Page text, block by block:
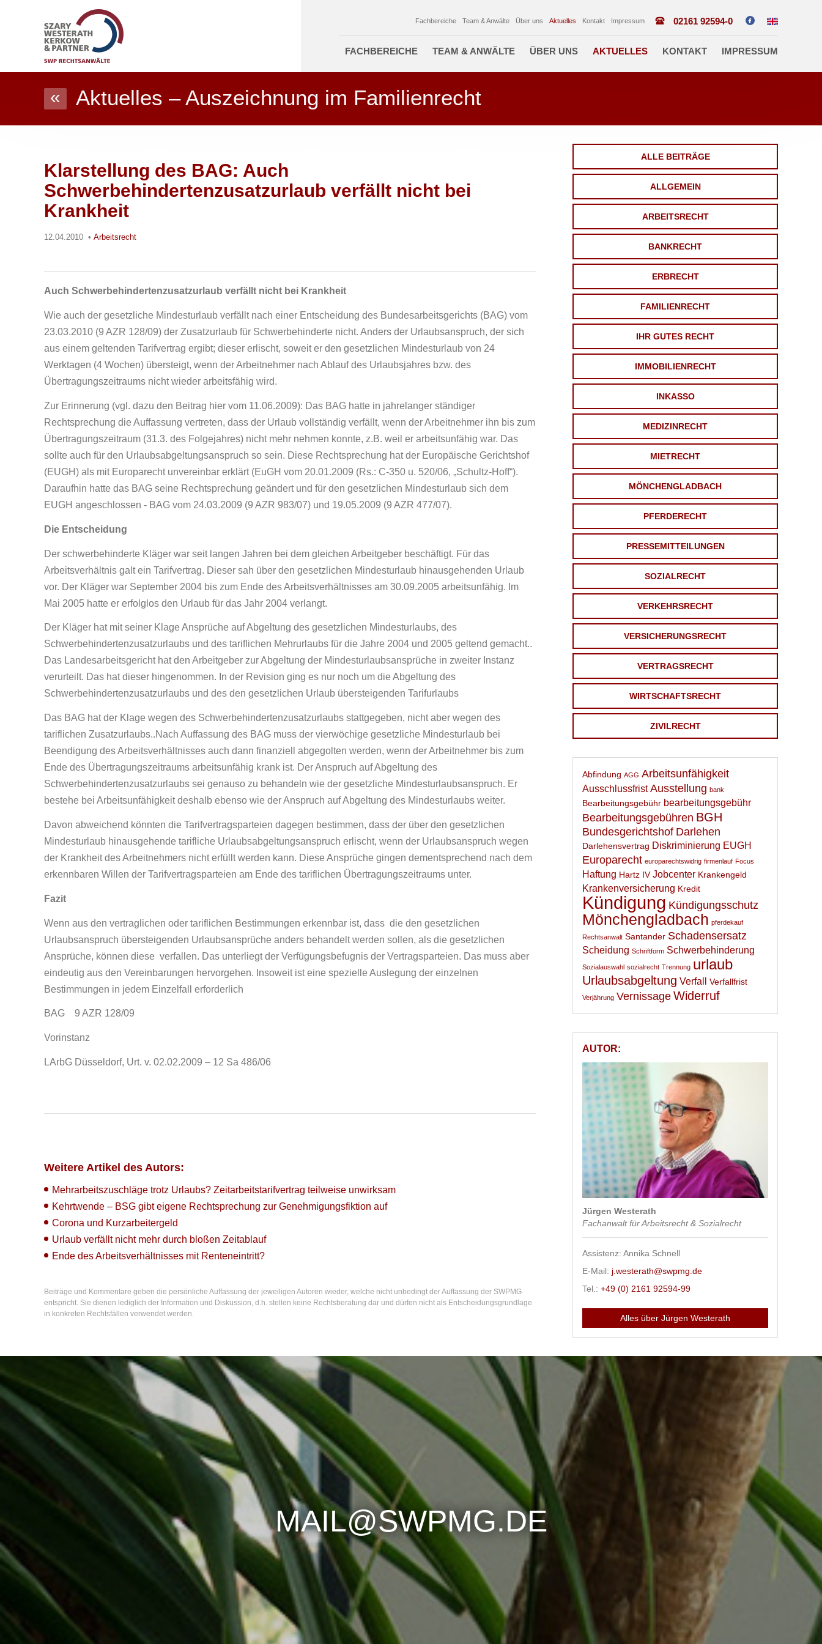
02161 92594-0
Fachbereiche Team & Anwälte Über uns Aktuelles Kontakt Impressum
FACHBEREICHE TEAM & ANWÄLTE ÜBER UNS AKTUELLES KONTAKT IMPRESSUM
« Aktuelles – Auszeichnung im Familienrecht
ALLE BEITRÄGE
ALLGEMEIN
ARBEITSRECHT
BANKRECHT
ERBRECHT
FAMILIENRECHT
IHR GUTES RECHT
IMMOBILIENRECHT
INKASSO
MEDIZINRECHT
MIETRECHT
MÖNCHENGLADBACH
PFERDERECHT
PRESSEMITTEILUNGEN
SOZIALRECHT
VERKEHRSRECHT
VERSICHERUNGSRECHT
VERTRAGSRECHT
WIRTSCHAFTSRECHT
ZIVILRECHT
Abfindung AGG Arbeitsunfähigkeit
Ausschlussfrist Ausstellung bank
Bearbeitungsgebühr bearbeitungsgebühr
Bearbeitungsgebühren BGH
Bundesgerichtshof Darlehen
Darlehensvertrag Diskriminierung EUGH
Europarecht europarechtswidrig firmenlauf Focus
Haftung Hartz IV Jobcenter Krankengeld
Krankenversicherung Kredit
Kündigung Kündigungsschutz
Mönchengladbach pferdekauf
Rechtsanwalt Santander Schadensersatz
Scheidung Schriftform Schwerbehinderung
Sozialauswahl sozialrecht Trennung urlaub
Urlaubsabgeltung Verfall Verfallfrist
Verjährung Vernissage Widerruf
AUTOR:
Jürgen Westerath
Fachanwalt für Arbeitsrecht & Sozialrecht
Assistenz: Annika Schnell
E-Mail: j.westerath@swpmg.de
Tel.: +49 (0) 2161 92594-99
Alles über Jürgen Westerath
Klarstellung des BAG: Auch
Schwerbehindertenzusatzurlaub verfällt nicht bei
Krankheit
12.04.2010 • Arbeitsrecht
Auch Schwerbehindertenzusatzurlaub verfällt nicht bei Krankheit
Wie auch der gesetzliche Mindesturlaub verfällt nach einer Entscheidung des Bundesarbeitsgerichts (BAG) vom
23.03.2010 (9 AZR 128/09) der Zusatzurlaub für Schwerbehinderte nicht. Anders der Urlaubsanspruch, der sich
aus einem geltenden Tarifvertrag ergibt; dieser erlischt, soweit er den gesetzlichen Mindesturlaub von 24
Werktagen (4 Wochen) übersteigt, wenn der Arbeitnehmer nach Ablauf des Urlaubsjahres bzw. des
Übertragungszeitraums nicht wieder arbeitsfähig wird.
Zur Erinnerung (vgl. dazu den Beitrag hier vom 11.06.2009): Das BAG hatte in jahrelanger ständiger
Rechtsprechung die Auffassung vertreten, dass der Urlaub vollständig verfällt, wenn der Arbeitnehmer ihn bis zum
Übertragungszeitraum (31.3. des Folgejahres) nicht mehr nehmen konnte, z.B. weil er arbeitsunfähig war. Das
sollte auch für den Urlaubsabgeltungsanspruch so sein. Diese Rechtsprechung hat der Europäische Gerichtshof
(EUGH) als mit Europarecht unvereinbar erklärt (EuGH vom 20.01.2009 (Rs.: C-350 u. 520/06, „Schultz-Hoff“).
Daraufhin hatte das BAG seine Rechtsprechung geändert und für den gesetzlichen Mindesturlaub sich dem
EUGH angeschlossen - BAG vom 24.03.2009 (9 AZR 983/07) und 19.05.2009 (9 AZR 477/07).
Die Entscheidung
Der schwerbehinderte Kläger war seit langen Jahren bei dem gleichen Arbeitgeber beschäftigt. Für das
Arbeitsverhältnis galt ein Tarifvertrag. Dieser sah über den gesetzlichen Mindesturlaub hinausgehenden Urlaub
vor. Der Kläger war September 2004 bis zum Ende des Arbeitsverhältnisses am 30.09.2005 arbeitsunfähig. Im
Mai 2005 hatte er erfolglos den Urlaub für das Jahr 2004 verlangt.
Der Kläger hat mit seiner Klage Ansprüche auf Abgeltung des gesetzlichen Mindesturlaubs, des
Schwerbehindertenzusatzurlaubs und des tariflichen Mehrurlaubs für die Jahre 2004 und 2005 geltend gemacht..
Das Landesarbeitsgericht hat den Arbeitgeber zur Abgeltung der Mindesturlaubsansprüche in zweiter Instanz
verurteilt. Das hat dieser hingenommen. In der Revision ging es nur noch um die Abgeltung des
Schwerbehindertenzusatzurlaubs und des den gesetzlichen Urlaub übersteigenden Tarifurlaubs
Das BAG hat der Klage wegen des Schwerbehindertenzusatzurlaubs stattgegeben, nicht aber wegen des
tariflichen Zusatzurlaubs..Nach Auffassung des BAG muss der vierwöchige gesetzliche Mindesturlaub bei
Beendigung des Arbeitsverhältnisses auch dann finanziell abgegolten werden, wenn der Arbeitnehmer bis zum
Ende des Übertragungszeitraums arbeitsunfähig krank ist. Der Anspruch auf Abgeltung des
Schwerbehindertenzusatzurlaubs sei genauso zu behandeln wie der gesetzliche Mindesturlaubsanspruch. Er
bestehe bei Arbeitsunfähigkeit deshalb ebenso wie der Anspruch auf Abgeltung des Mindesturlaubs weiter.
Davon abweichend könnten die Tarifvertragsparteien dagegen bestimmen, dass der über den gesetzlichen
Mindesturlaub hinausgehende tarifliche Urlaubsabgeltungsanspruch erlischt, wenn der Urlaubsanspruch wegen
der Krankheit des Arbeitnehmers nicht erfüllt werden kann. Diese Ansprüche gingen dementsprechend nach dem
erkennbaren Willen der Tarifvertragsparteien am Ende des tariflichen Übertragungszeitraums unter.
Fazit
Wenn aus den vertraglichen oder tariflichen Bestimmungen erkennbar ist, dass die den gesetzlichen
Urlaubsanspruch übersteigenden Urlaubsansprüche anders behandelt werden sollen, als die gesetzlichen
Ansprüche, können diese verfallen. Das unterliegt der Verfügungsbefugnis der Vertragsparteien. Das muss aber
eindeutig aus den Vereinbarungen hervorgehen. Insoweit ist eine spezielle Auslegung der einzelnen
Bestimmungen in jedem Einzelfall erforderlich
BAG 9 AZR 128/09
Vorinstanz
LArbG Düsseldorf, Urt. v. 02.02.2009 – 12 Sa 486/06
Weitere Artikel des Autors:
Mehrarbeitszuschläge trotz Urlaubs? Zeitarbeitstarifvertrag teilweise unwirksam
Kehrtwende – BSG gibt eigene Rechtsprechung zur Genehmigungsfiktion auf
Corona und Kurzarbeitergeld
Urlaub verfällt nicht mehr durch bloßen Zeitablauf
Ende des Arbeitsverhältnisses mit Renteneintritt?
Beiträge und Kommentare geben die persönliche Auffassung der jeweiligen Autoren wieder, welche nicht unbedingt der Auffassung der SWPMG
entspricht. Sie dienen lediglich der Information und Diskussion, d.h. stellen keine Rechtsberatung dar und dürfen nicht als Entscheidungsgrundlage
in konkreten Rechtsfällen verwendet werden.
MAIL@SWPMG.DE